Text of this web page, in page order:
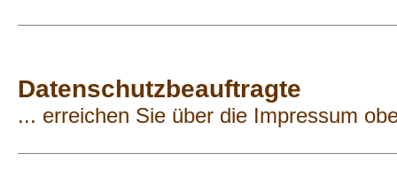
Datenschutzbeauftragte
... erreichen Sie über die Impressum